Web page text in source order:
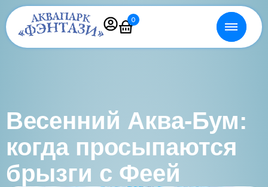
0
Весенний Аква-Бум:
когда просыпаются
брызги с Феей